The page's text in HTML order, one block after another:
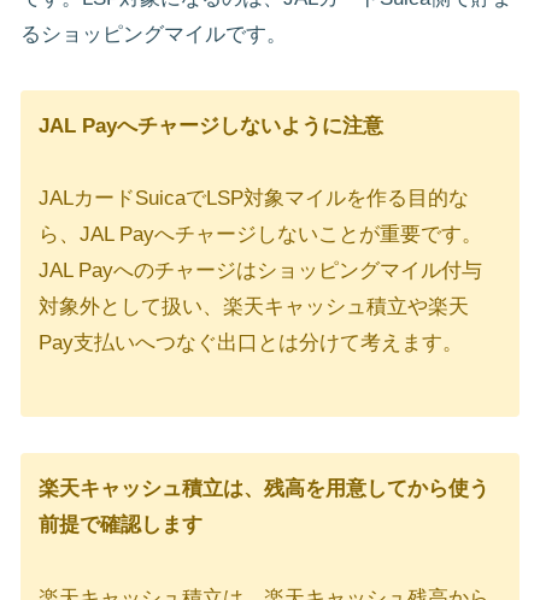
るショッピングマイルです。
JAL Payへチャージしないように注意
JALカードSuicaでLSP対象マイルを作る目的な
ら、JAL Payへチャージしないことが重要です。
JAL Payへのチャージはショッピングマイル付与
対象外として扱い、楽天キャッシュ積立や楽天
Pay支払いへつなぐ出口とは分けて考えます。
楽天キャッシュ積立は、残高を用意してから使う
前提で確認します